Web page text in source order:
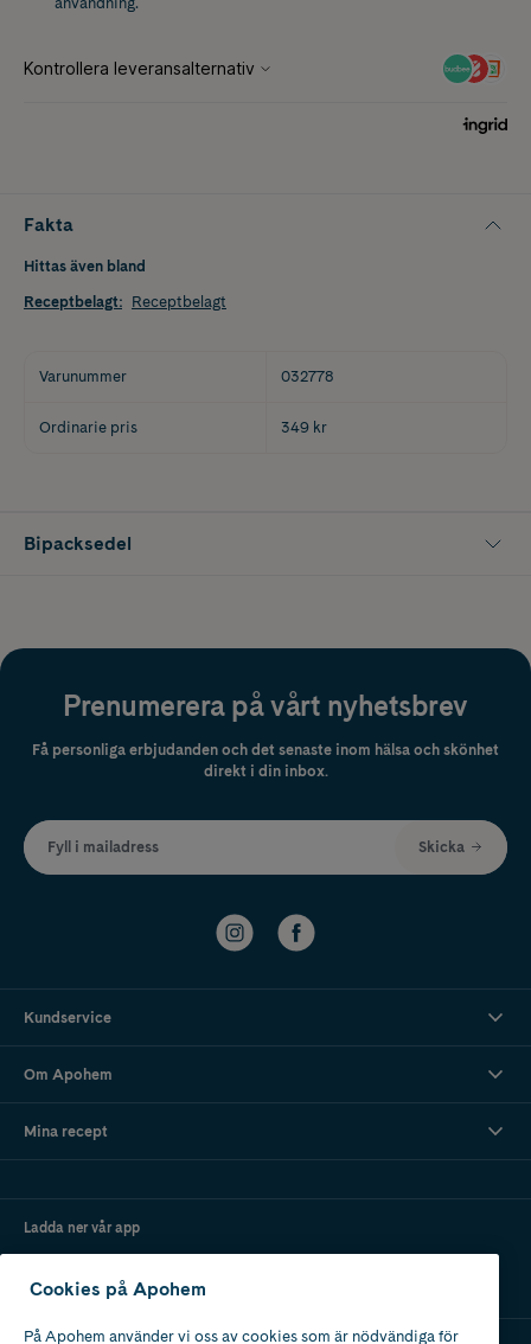
Fakta
Hittas även bland
Receptbelagt: Receptbelagt
Varunummer 032778
Ordinarie pris 349 kr
Bipacksedel
Prenumerera på vårt nyhetsbrev
Få personliga erbjudanden och det senaste inom hälsa och skönhet
direkt i din inbox.
Fyll i mailadress Skicka
Kundservice
Om Apohem
Mina recept
Ladda ner vår app
Cookies på Apohem
På Apohem använder vi oss av cookies som är nödvändiga för